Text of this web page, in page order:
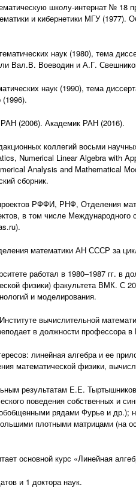
школу-интернат № 18
и кибернетики МГУ (1977).
наук (1980), тема
Вал.В. Воеводин и А.Г.
наук (1990), тема
(2006). Академик РАН (2016).
коллегий восьми
Numerical Linear Algebra with
Analysis and Mathematical
сборник.
РФФИ, РНФ, Отделения
в том числе
математики АН СССР за
работал в 1980–1987 гг. в
физики) факультета ВМК. С
и моделирования.
вычислительной
в должности профессора
линейная алгебра и ее
математической физики,
результатам Е.Е.
поведения собственных и
рядами Фурье и
плотными матрицами (на
основной курс «Линейная
и 1 доктора наук.